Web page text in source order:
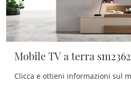
Mobile TV a terra sm2362